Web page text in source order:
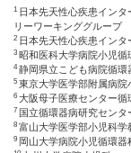
1 日本先天性心疾患イン
リーワーキンググループ
2 日本先天性心疾患イン
3 昭和医科大学病院小児循
4 静岡県立こども病院循環
5 東京大学医学部附属病院
6 大阪母子医療センター循
7 国立循環器病研究セン
8 富山大学医学部小児科学
9 岡山大学病院小児循環器